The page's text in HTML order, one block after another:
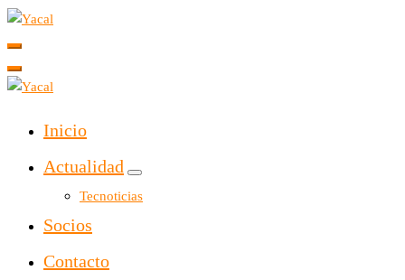
Yacal micro hosting
Inicio
Actualidad
Tecnoticias
Socios
Contacto